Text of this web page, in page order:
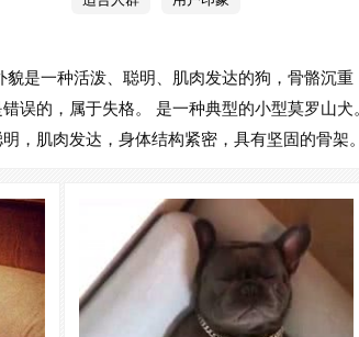
貌是一种活泼、聪明、肌肉发达的狗，骨骼沉
误的，属于失格。 是一种典型的小型莫罗山
，肌肉发达，身体结构紧密，具有坚固的骨架。